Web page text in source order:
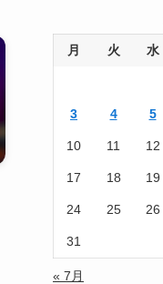
月 火 水
3 4 5
10 11 12
17 18 19
24 25 26
31
« 7月